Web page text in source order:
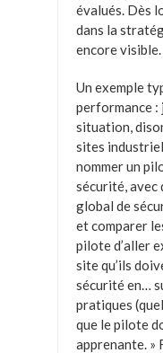
évalués. Dès
dans la
encore visible.
Un exemple
performance :
situation,
sites
nommer un
sécurité, avec
global de
et comparer
pilote d’aller
site qu’ils
sécurité en…
pratiques
que le pilote
apprenante. »